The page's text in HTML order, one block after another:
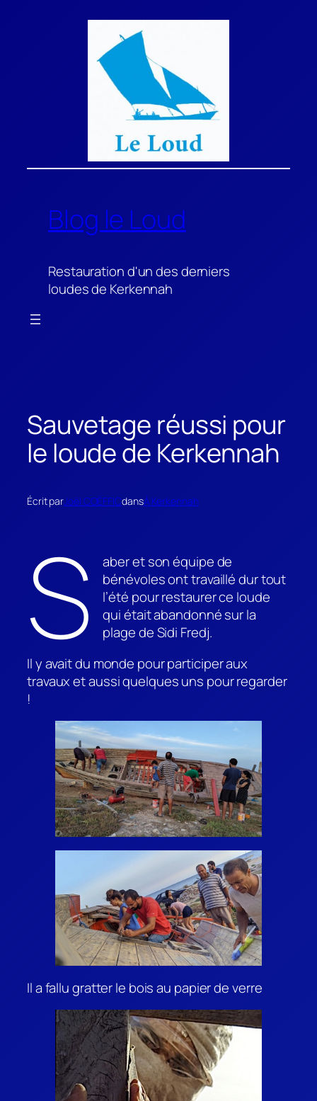
Blog le Loud
Restauration d'un des derniers
loudes de Kerkennah
Sauvetage réussi pour
le loude de Kerkennah
Écrit parJoël COËFFICdansÀ Kerkennah
S
aber et son équipe de
bénévoles ont travaillé dur tout
l’été pour restaurer ce loude
qui était abandonné sur la
plage de Sidi Fredj.
Il y avait du monde pour participer aux
travaux et aussi quelques uns pour regarder
!
Il a fallu gratter le bois au papier de verre